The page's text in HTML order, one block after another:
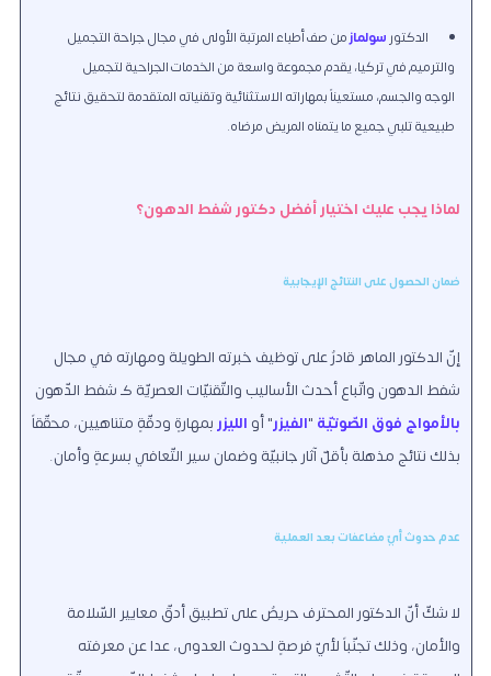
الدكتور سولمازمن صف أطباء المرتبة الأولى في مجال جراحة التجميل
والترميم في تركيا، يقدم مجموعة واسعة من الخدمات الجراحية لتجميل
الوجه والجسم، مستعيناً بمهاراته الاستثنائية وتقنياته المتقدمة لتحقيق نتائج
طبيعية تلبي جميع ما يتمناه المريض مرضاه.
لماذا يجب عليك اختيار أفضل دكتور شفط الدهون؟
ضمان الحصول على النتائج الإيجابية
إنّ الدكتور الماهر قادرٌ على توظيف خبرته الطويلة ومهارته في مجال
شفط الدهون واتّباع أحدث الأساليب والتّقنيّات العصريّة كـ شفط الدّهون
بالأمواج فوق الصّوتيّة "الفيزر" أو الليزر بمهارةٍ ودقّةٍ متناهيين، محقّقاً
بذلك نتائج مذهلة بأقلّ آثار جانبيّة وضمان سير التّعافي بسرعةٍ وأمان.
عدم حدوث أيّ مضاعفات بعد العملية
لا شكّ أنّ الدكتور المحترف حريصٌ على تطبيق أدقّ معايير السّلامة
والأمان، وذلك تجنّباً لأيّ فرصةٍ لحدوث العدوى، عدا عن معرفته